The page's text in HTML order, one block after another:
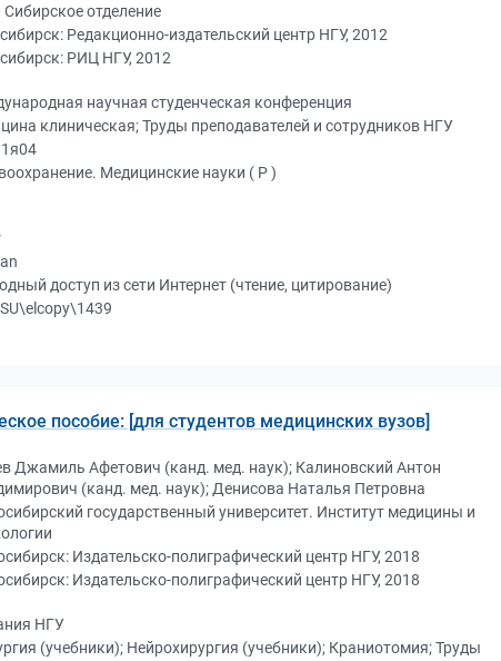
Сибирское отделение
Редакционно-издательский центр НГУ, 2012
РИЦ НГУ, 2012
научная студенческая конференция
клиническая; Труды преподавателей и сотрудников НГУ
Медицинские науки ( Р )
доступ из сети Интернет (чтение, цитирование)
пособие: [для студентов медицинских вузов]
Джамиль Афетович (канд. мед. наук); Калиновский Антон
(канд. мед. наук); Денисова Наталья Петровна
государственный университет. Институт медицины и
Издательско-полиграфический центр НГУ, 2018
Издательско-полиграфический центр НГУ, 2018
НГУ
(учебники); Нейрохирургия (учебники); Краниотомия; Труды